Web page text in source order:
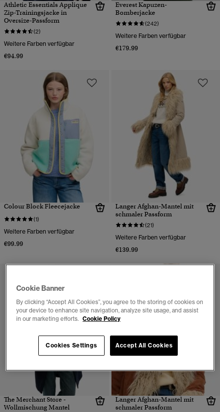
Athletic Essentials Applique
Zip-Trainingsjacke in
Oversize-Passform
(2)
Weitere Farben verfügbar
€94.99
Everest Kapuzen-
Bomberjacke
(242)
Weitere Farben verfügbar
€179.99
Colour Block Fleecejacke
(1)
Weitere Farben verfügbar
€99.99
Langer Afghan-Mantel mit
schmaler Passform
(21)
Weitere Farben verfügbar
€139.99
The Merchant Store -
Wollmischung Mantel
Langer Afghan-Mantel mit
schmaler Passform
Cookie Banner
By clicking “Accept All Cookies”, you agree to the storing of cookies on
your device to enhance site navigation, analyze site usage, and assist
in our marketing efforts. Cookie Policy
Accept All Cookies
Cookies Settings